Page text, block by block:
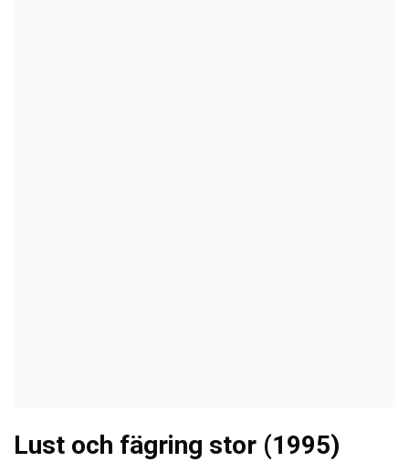
Lust och fägring stor (1995)